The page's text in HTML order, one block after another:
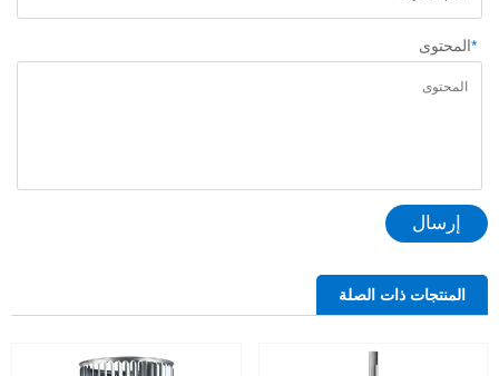
*المحتوى
إرسال
المنتجات ذات الصلة